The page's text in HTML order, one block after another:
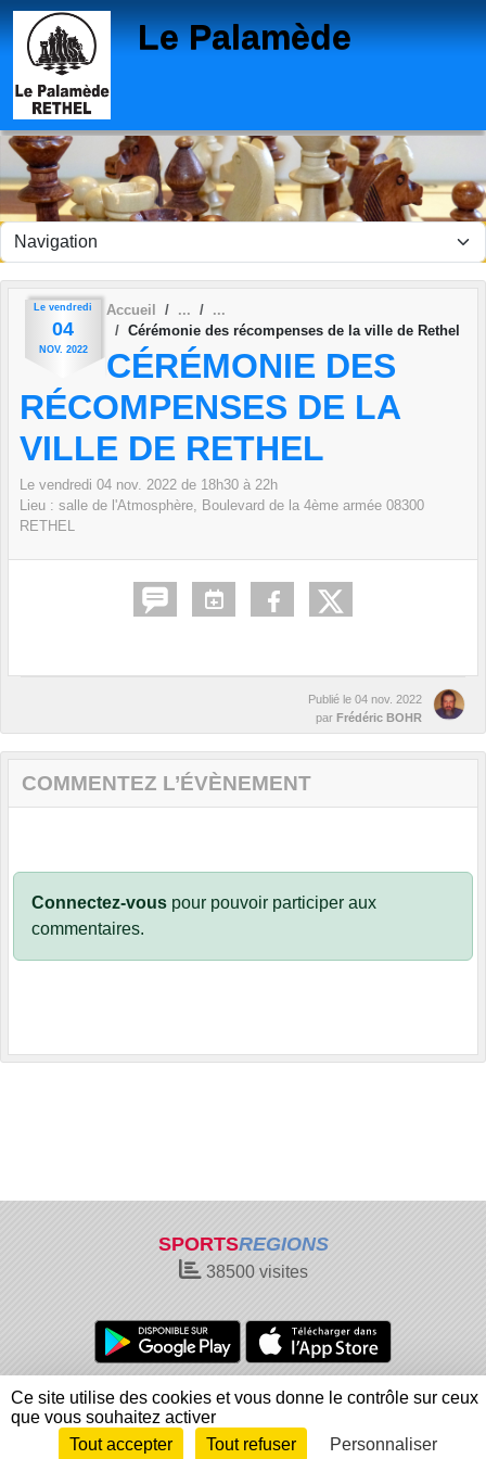
Le Palamède
Le vendredi
04
NOV. 2022
Accueil
Cérémonie des récompenses de la ville de Rethel
CÉRÉMONIE DES
RÉCOMPENSES DE LA
VILLE DE RETHEL
Le vendredi 04 nov. 2022 de 18h30 à 22h
Lieu : salle de l'Atmosphère, Boulevard de la 4ème armée 08300
RETHEL
Publié le 04 nov. 2022
par Frédéric BOHR
COMMENTEZ L’ÉVÈNEMENT
Connectez-vous pour pouvoir participer aux
commentaires.
SPORTSREGIONS
38500visites
Charte cookies
Gestion des cookies
Informations légales
Signaler un contenu inapproprié
Envie de participer ?
Connexion
Panneau de gestion des cookies
Ce site utilise des cookies et vous donne le contrôle sur ceux
que vous souhaitez activer
Tout accepter
Tout refuser Personnaliser